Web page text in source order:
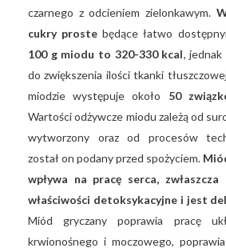
czarnego z odcieniem zielonkawym.
cukry proste będące łatwo
100 g miodu to 320-330 kcal, jednak
do zwiększenia ilości tkanki
miodzie występuje około 50
Wartości odżywcze miodu zależą od
wytworzony oraz od procesów
został on podany przed spożyciem.
wpływa na pracę serca,
właściwości detoksykacyjne i jest
Miód gryczany poprawia pracę
krwionośnego i moczowego,